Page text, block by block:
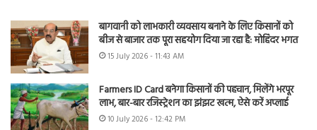
बागवानी को लाभकारी व्यवसाय बनाने के लिए किसानों को
बीज से बाजार तक पूरा सहयोग दिया जा रहा है: मोहिंदर भगत
15 July 2026 - 11:43 AM
Farmers ID Card बनेगा किसानों की पहचान, मिलेंगे भरपूर
लाभ, बार-बार रजिस्ट्रेशन का झंझट खत्म, ऐसे करें अप्लाई
10 July 2026 - 12:42 PM